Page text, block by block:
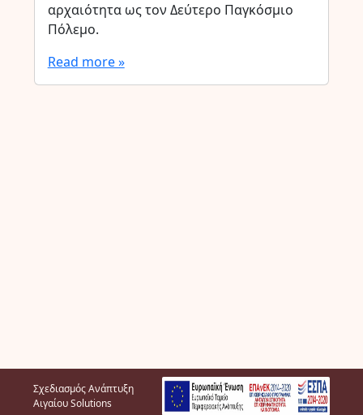
αρχαιότητα ως τον Δεύτερο Παγκόσμιο
Πόλεμο.
Read more »
Σχεδιασμός Ανάπτυξη
Αιγαίου Solutions